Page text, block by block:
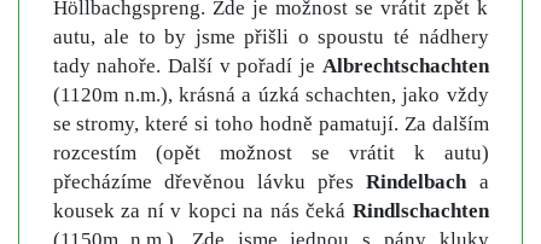
Höllbachgspreng. Zde je možnost se vrátit zpět k
autu, ale to by jsme přišli o spoustu té nádhery
tady nahoře. Další v pořadí je Albrechtschachten
(1120m n.m.), krásná a úzká schachten, jako vždy
se stromy, které si toho hodně pamatují. Za dalším
rozcestím (opět možnost se vrátit k autu)
přecházíme dřevěnou lávku přesRindelbacha
kousek za ní v kopci na nás čeká Rindlschachten